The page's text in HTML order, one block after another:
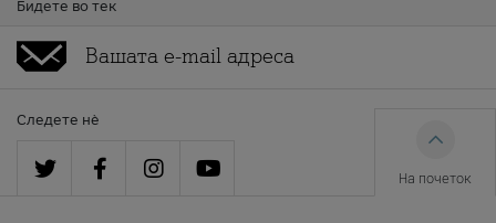
Бидете во тек
Следете нè
На почеток